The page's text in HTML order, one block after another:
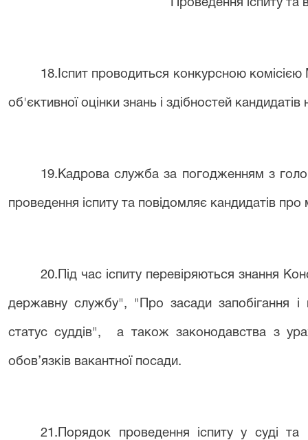
Проведення іспиту та
18.Іспит проводиться конкурсною комісією
об'єктивної оцінки знань і здібностей
19.Кадрова служба за погодженням з
проведення іспиту та повідомляє кандидатів про
20.Під час іспиту перевіряються знання
державну службу", "Про засади запобігання і
статус суддів", а також законодавства з
обов’язків вакантної посади.
21 .Порядок проведення іспиту у суді та